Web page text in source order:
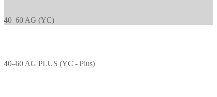
40–60 AG (YC)
40–60 AG PLUS (YC - Plus)